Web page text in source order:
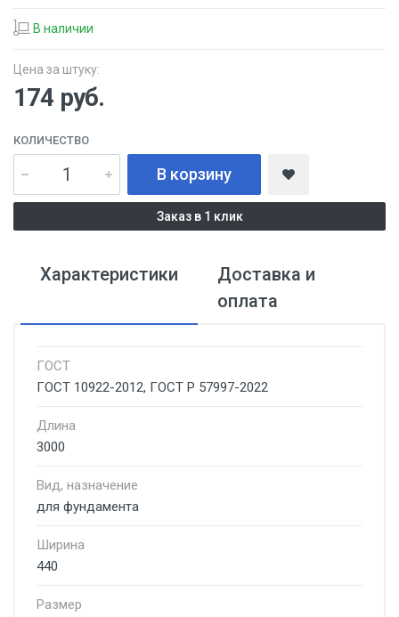
В наличии
Цена за штуку:
174 руб.
КОЛИЧЕСТВО
В корзину
Заказ в 1 клик
Характеристики
Доставка и
оплата
ГОСТ
ГОСТ 10922-2012, ГОСТ Р 57997-2022
Длина
3000
Вид, назначение
для фундамента
Ширина
440
Размер